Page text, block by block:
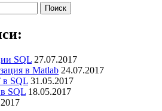
SQL 27.07.2017
в Matlab 24.07.2017
в SQL 31.05.2017
SQL 18.05.2017